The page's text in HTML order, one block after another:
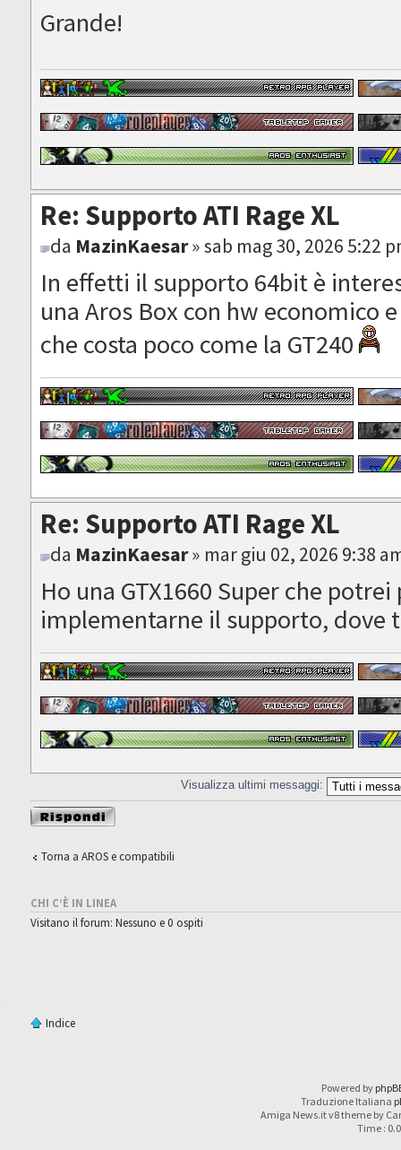
Grande!
Re: Supporto ATI Rage XL
da MazinKaesar» sab mag 30, 2026 5:22
In effetti il supporto 64bit è
una Aros Box con hw economico
che costa poco come la GT240
Re: Supporto ATI Rage XL
da MazinKaesar» mar giu 02, 2026 9:38
Ho una GTX1660 Super che
implementarne il supporto, dove
Visualizza ultimi messaggi:
Rispondi al
messaggio
Torna a AROS e compatibili
CHI C’È IN LINEA
Visitano il forum: Nessuno e 0 ospiti
Indice
Powered by
Traduzione Italiana
Amiga News.it v8 theme by
Time :